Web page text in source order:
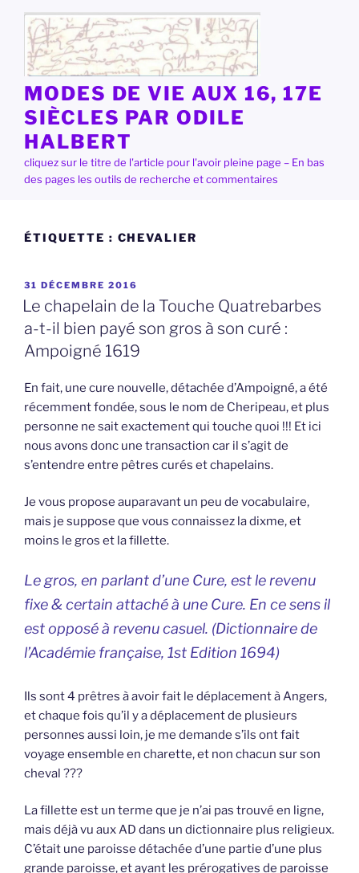
contenu
principal
MODES DE VIE AUX 16, 17E
SIÈCLES PAR ODILE
HALBERT
cliquez sur le titre de l'article pour l'avoir pleine page – En bas
des pages les outils de recherche et commentaires
ÉTIQUETTE : CHEVALIER
PUBLIÉ
LE
31 DÉCEMBRE 2016
Le chapelain de la Touche Quatrebarbes
a-t-il bien payé son gros à son curé :
Ampoigné 1619
En fait, une cure nouvelle, détachée d’Ampoigné, a été
récemment fondée, sous le nom de Cheripeau, et plus
personne ne sait exactement qui touche quoi !!! Et ici
nous avons donc une transaction car il s’agit de
s’entendre entre pêtres curés et chapelains.
Je vous propose auparavant un peu de vocabulaire,
mais je suppose que vous connaissez la dixme, et
moins le gros et la fillette.
Le gros, en parlant d’une Cure, est le revenu
fixe & certain attaché à une Cure. En ce sens il
est opposé à revenu casuel. (Dictionnaire de
l’Académie française, 1st Edition 1694)
Ils sont 4 prêtres à avoir fait le déplacement à Angers,
et chaque fois qu’il y a déplacement de plusieurs
personnes aussi loin, je me demande s’ils ont fait
voyage ensemble en charette, et non chacun sur son
cheval ???
La fillette est un terme que je n’ai pas trouvé en ligne,
mais déjà vu aux AD dans un dictionnaire plus religieux.
C’était une paroisse détachée d’une partie d’une plus
grande paroisse, et ayant les prérogatives de paroisse